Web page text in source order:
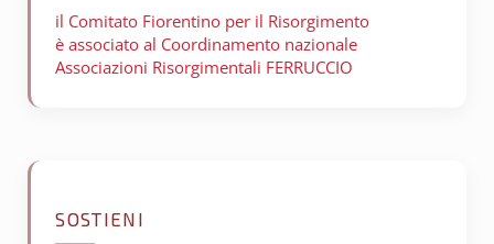
il Comitato Fiorentino per il Risorgimento
è associato al Coordinamento nazionale
Associazioni Risorgimentali FERRUCCIO
SOSTIENI